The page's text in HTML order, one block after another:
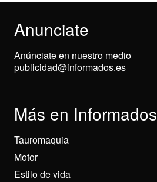
Anunciate
Anúnciate en nuestro medio
publicidad@informados.es
Más en Informados
Tauromaquia
Motor
Estilo de vida